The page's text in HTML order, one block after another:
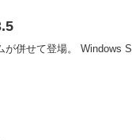
併せて登場。 Windows